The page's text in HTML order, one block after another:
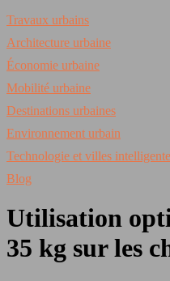
Travaux urbains
Architecture urbaine
Économie urbaine
Mobilité urbaine
Destinations urbaines
Environnement urbain
Technologie et villes
Blog
Utilisation
35 kg sur les